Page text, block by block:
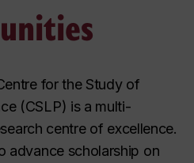
for the Study of
(CSLP) is a multi-
centre of excellence.
advance scholarship on